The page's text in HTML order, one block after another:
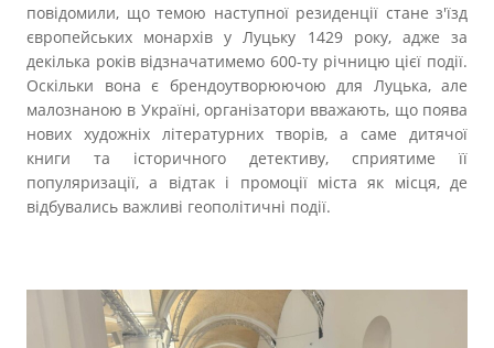
повідомили, що темою наступної резиденції стане з'їзд
європейських монархів у Луцьку 1429 року, адже за
декілька років відзначатимемо 600-ту річницю цієї події.
Оскільки вона є брендоутворюючою для Луцька, але
малознаною в Україні, організатори вважають, що поява
нових художніх літературних творів, а саме дитячої
книги та історичного детективу, сприятиме її
популяризації, а відтак і промоції міста як місця, де
відбувались важливі геополітичні події.